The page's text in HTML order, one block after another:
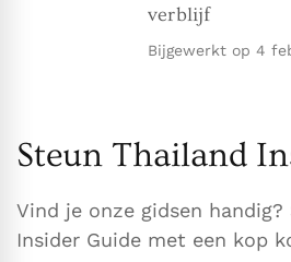
verblijf
Bijgewerkt op 4
Steun Thailand
Vind je onze gidsen
Insider Guide met een kop